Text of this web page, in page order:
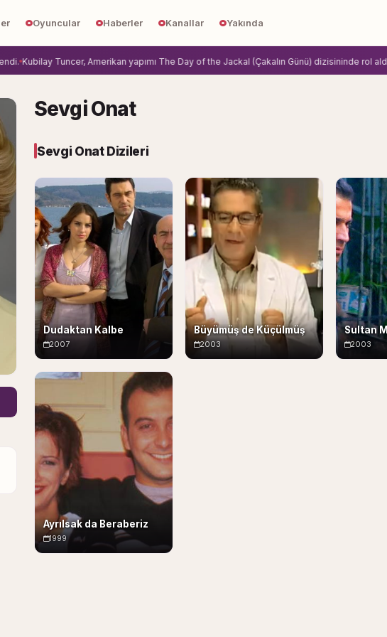
Oyuncular Haberler Kanallar Yakında
Kubilay Tuncer, Amerikan yapımı The Day of the Jackal (Çakalın Günü) dizisininde rol aldi.
Sevgi Onat
Sevgi Onat Dizileri
Dudaktan Kalbe
2007
Büyümüş de Küçülmüş
2003
Sultan
2003
Ayrılsak da Beraberiz
1999